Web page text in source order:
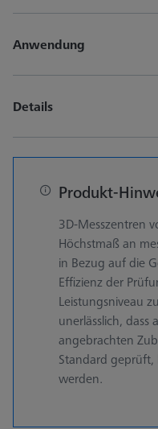
Anwendung
Details
Produkt-
3D-Messzentren
Höchstmaß an
in Bezug auf die
Effizienz der
Leistungsniveau
unerlässlich, dass
angebrachten
Standard
werden.